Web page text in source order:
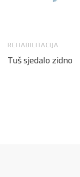
REHABILITACIJA
Tuš sjedalo zidno